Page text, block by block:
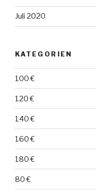
Juli 2020
KATEGORIEN
100 €
120 €
140 €
160 €
180 €
80 €